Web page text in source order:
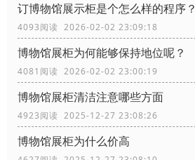
订博物馆展示柜是个怎么样的程序？
4093阅读 2026-02-02 23:09:18
博物馆展柜为何能够保持地位呢？
4081阅读 2026-02-02 23:00:19
博物馆展柜清洁注意哪些方面
4923阅读 2025-12-27 23:08:26
博物馆展柜为什么价高